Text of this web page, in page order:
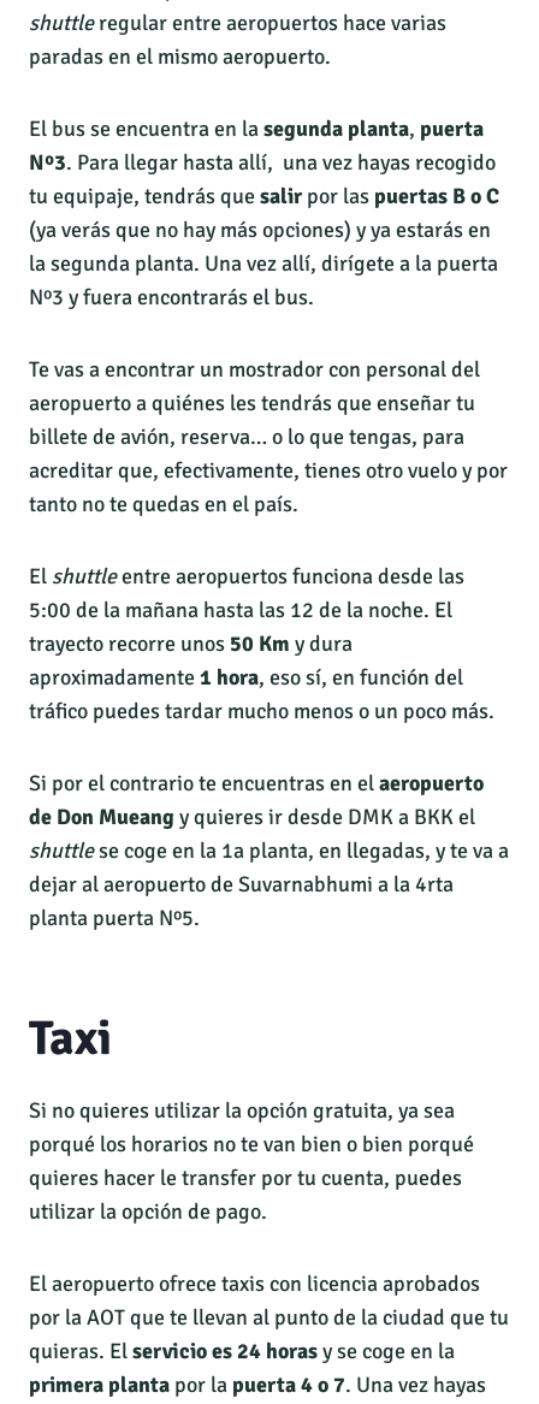
shuttleregular entre aeropuertos hace varias
paradas en el mismo aeropuerto.
El bus se encuentra en lasegunda planta, puerta
Nº3. Para llegar hasta allí, una vez hayas recogido
tu equipaje, tendrás que salir por las puertas B o C
(ya verás que no hay más opciones) y ya estarás en
la segunda planta. Una vez allí, dirígete a la puerta
Nº3 y fuera encontrarás el bus.
Te vas a encontrar un mostrador con personal del
aeropuerto a quiénes les tendrás que enseñar tu
billete de avión, reserva… o lo que tengas, para
acreditar que, efectivamente, tienes otro vuelo y por
tanto no te quedas en el país.
El shuttleentre aeropuertos funciona desde las
5:00 de la mañana hasta las 12 de la noche. El
trayecto recorre unos 50 Km y dura
aproximadamente 1 hora, eso sí, en función del
tráfico puedes tardar mucho menos o un poco más.
Si por el contrario te encuentras en elaeropuerto
de Don Mueang y quieres ir desde DMK a BKK el
shuttlese coge en la 1a planta, en llegadas, y te va a
dejar al aeropuerto de Suvarnabhumi a la 4rta
planta puerta Nº5.
Taxi
Si no quieres utilizar la opción gratuita, ya sea
porqué los horarios no te van bien o bien porqué
quieres hacer le transfer por tu cuenta, puedes
utilizar la opción de pago.
El aeropuerto ofrece taxis con licencia aprobados
por la AOT que te llevan al punto de la ciudad que tu
quieras. Elservicio es 24 horasy se coge en la
primera planta por la puerta 4 o 7. Una vez hayas